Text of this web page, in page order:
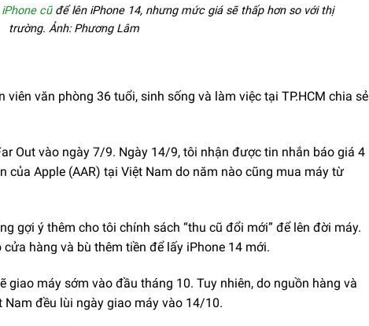
cũđể lên iPhone 14, nhưng mức giá sẽ thấp hơn so với thị
trường. Ảnh: Phương Lâm
viên văn phòng 36 tuổi, sinh sống và làm việc tại TP.HCM chia sẻ
Out vào ngày 7/9. Ngày 14/9, tôi nhận được tin nhắn báo giá 4
của Apple (AAR) tại Việt Nam do năm nào cũng mua máy từ
gợi ý thêm cho tôi chính sách “thu cũ đổi mới” để lên đời máy.
hàng và bù thêm tiền để lấy iPhone 14 mới.
giao máy sớm vào đầu tháng 10. Tuy nhiên, do nguồn hàng và
Nam đều lùi ngày giao máy vào 14/10.